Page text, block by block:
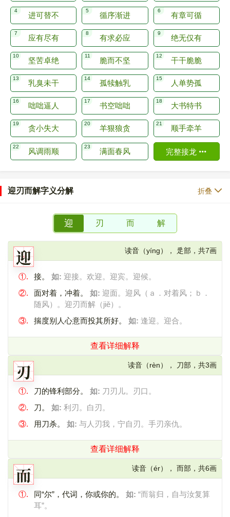
进可替不 循序渐进 有章可循
应有尽有 有求必应 绝无仅有
坚苦卓绝 脆而不坚 干干脆脆
乳臭未干 孤犊触乳 人单势孤
咄咄逼人 书空咄咄 大书特书
贪小失大 羊狠狼贪 顺手牵羊
风调雨顺 满面春风 完整接龙
迎刃而解字义分解 折叠
迎 刃 而 解
迎 读音（yíng）， 辵部，共7画
①. 接。 如: 迎接。欢迎。迎宾。迎候。
②.
面对着，冲着。 如: 迎面。迎风（ａ．对着风；ｂ．
随风）。迎刃而解（jiě）。
③.
揣度别人心意而投其所好。 如: 逢迎。迎合。
查看详细解释
刃 读音（rèn）， 刀部，共3画
①. 刀的锋利部分。 如: 刀刃儿。刃口。
②.
刀。 如: 利刃。白刃。
③.
用刀杀。 如: 与人刃我，宁自刃。手刃亲仇。
查看详细解释
而 读音（ér）， 而部，共6画
①. 同“尔”，代词，你或你的。 如: “而翁归，自与汝复算
耳”。